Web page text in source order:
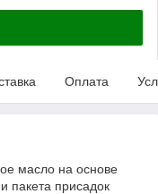
Оплата
масло на основе
пакета присадок